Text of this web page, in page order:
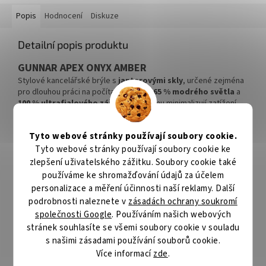
Tyto webové stránky používají soubory cookie.
Tyto webové stránky používají soubory cookie ke
zlepšení uživatelského zážitku. Soubory cookie také
používáme ke shromažďování údajů za účelem
personalizace a měření účinnosti naší reklamy. Další
podrobnosti naleznete v zásadách ochrany soukromí
společnosti Google. Používáním našich webových
stránek souhlasíte se všemi soubory cookie v souladu
s našimi zásadami používání souborů cookie.
Více informacízde.
Popis Hodnocení Diskuze
Detailní popis produktu
GUNNAR APEX ONYX AMBER
Stylové kancelářské brýle sjantarovými skly, určené zejména
pro dlouhou práci na počítači.Blokují 65 % modrého světla a
100 % ultrafialového záření, díky čemu minimalizují zatížení
očí a celkovou únavu. O maximální komfort se postarají
, zatímco konstrukce rámu z oceli zajistí správnou pevnost
a optickou stabilitu.
Brýle disponují čočkami s 0,2 dioptrií, jsou tedy vhodné pro
běžné nošení i pro osoby, které nepoužívají brýle na čtení.
ZÁKLADNÍ SPECIFIKACE
Typ brýlí:kancelářské
Skla:jantarová
Hmotnost:26,4 g